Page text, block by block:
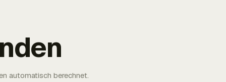
automatisch berechnet.